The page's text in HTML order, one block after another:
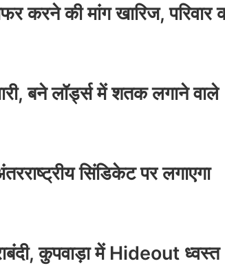
करने की मांग खारिज, परिवार
बने लॉर्ड्स में शतक लगाने वाले
सिंडिकेट पर लगाएगा
कुपवाड़ा में Hideout ध्वस्त